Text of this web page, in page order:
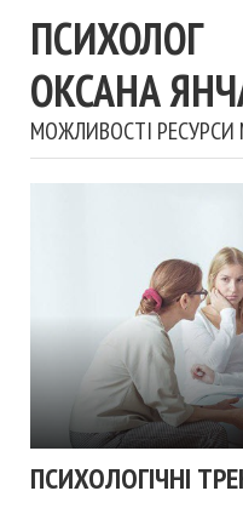
ПСИХОЛОГ
ОКСАНА
МОЖЛИВОСТІ РЕСУРСИ
ПСИХОЛОГІЧНІ